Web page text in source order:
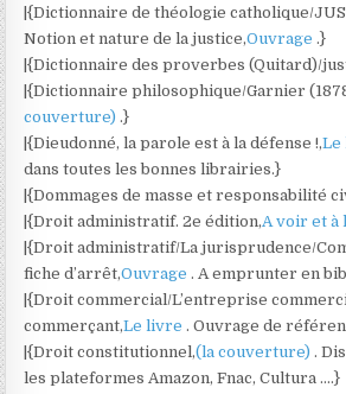
|{Dictionnaire de théologie catholique/
Notion et nature de la justice,Ouvrage.}
|{Dictionnaire des proverbes (Quitard)/
|{Dictionnaire philosophique/Garnier
couverture).}
|{Dieudonné, la parole est à la défense !,
dans toutes les bonnes librairies.}
|{Dommages de masse et responsabilité
|{Droit administratif. 2e édition,A voir et
|{Droit administratif/La jurisprudence/
fiche d’arrêt,Ouvrage. A emprunter en
|{Droit commercial/L’entreprise
commerçant,Le livre. Ouvrage de
|{Droit constitutionnel,(la couverture).
les plateformes Amazon, Fnac, Cultura ….}